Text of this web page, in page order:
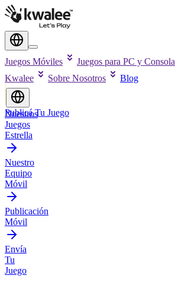
Juegos Móviles Juegos para PC y Consola
Kwalee
Sobre Nosotros Blog
Publicá Tu Juego
Nuestros
Juegos
Estrella
Nuestro
Equipo
Móvil
Publicación
Móvil
Envía
Tu
Juego